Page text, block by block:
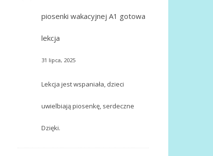
piosenki wakacyjnej A1 gotowa
lekcja
31 lipca, 2025
Lekcja jest wspaniała, dzieci
uwielbiają piosenkę, serdeczne
Dzięki.